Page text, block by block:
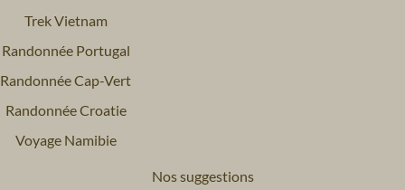
Trek Vietnam
Randonnée Portugal
Randonnée Cap-Vert
Randonnée Croatie
Voyage Namibie
Nos suggestions